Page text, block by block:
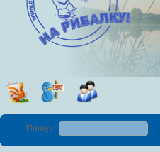
Пошук :